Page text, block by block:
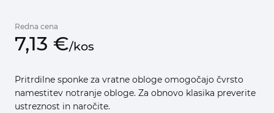
Redna cena
7,13 €/kos
Pritrdilne sponke za vratne obloge omogočajo čvrsto
namestitev notranje obloge. Za obnovo klasika preverite
ustreznost in naročite.